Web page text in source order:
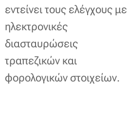
εντείνει τους ελέγχους με
ηλεκτρονικές
διασταυρώσεις
τραπεζικών και
φορολογικών στοιχείων.